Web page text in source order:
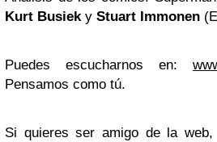
Kurt Busieky Stuart Immonen
Puedes escucharnos en:
Pensamos como tú.
Si quieres ser amigo de la web,